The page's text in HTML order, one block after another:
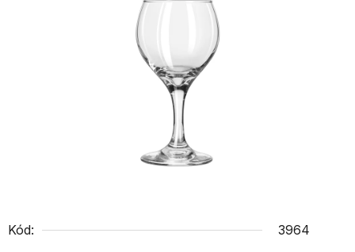
Kód: 3964